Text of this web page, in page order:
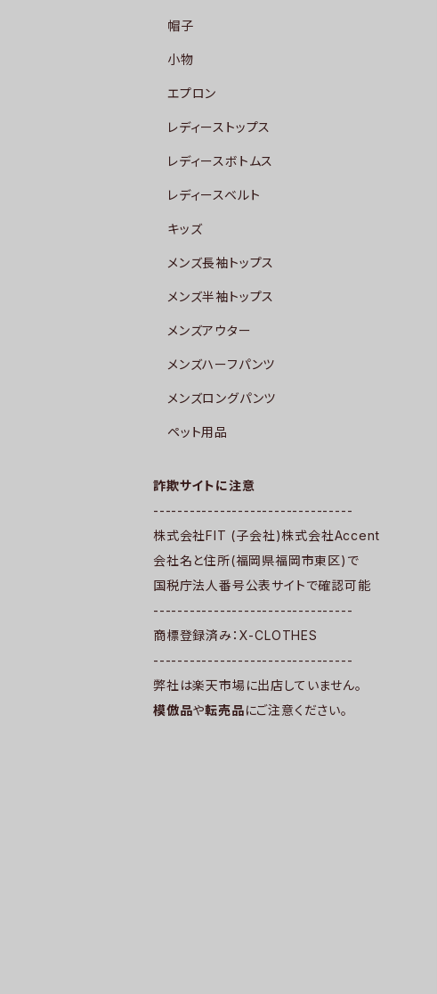
帽子
小物
エプロン
レディーストップス
レディースボトムス
レディースベルト
キッズ
メンズ長袖トップス
メンズ半袖トップス
メンズアウター
メンズハーフパンツ
メンズロングパンツ
ペット用品
詐欺サイトに注意
---------------------------------
株式会社FIT (子会社)株式会社Accent
会社名と住所(福岡県福岡市東区)で
国税庁法人番号公表サイトで確認可能
---------------------------------
商標登録済み：X-CLOTHES
---------------------------------
弊社は楽天市場に出店していません。
模倣品や転売品にご注意ください。